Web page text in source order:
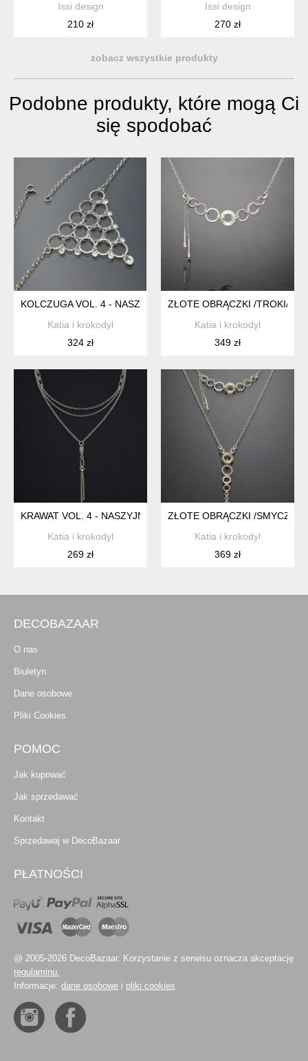
Issi design
210 zł
Issi design
270 zł
zobacz wszystkie produkty
Podobne produkty, które mogą Ci
się spodobać
KOLCZUGA VOL. 4 - NASZYJNIK
Katia i krokodyl
324 zł
ZŁOTE OBRĄCZKI /TROKI/
Katia i krokodyl
349 zł
KRAWAT VOL. 4 - NASZYJNIK
Katia i krokodyl
269 zł
ZŁOTE OBRĄCZKI /SMYCZ/ -
Katia i krokodyl
369 zł
DECOBAZAAR
O nas
Biuletyn
Dane osobowe
Pliki Cookies
POMOC
Jak kupować
Jak sprzedawać
Kontakt
Sprzedawaj w DecoBazaar
PŁATNOŚCI
@ 2005-2026 DecoBazaar. Korzystanie z serwisu oznacza akceptację
regulaminu.
Informacje: dane osobowe i pliki cookies